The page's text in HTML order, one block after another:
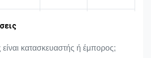
είναι κατασκευαστής ή έμπορος;